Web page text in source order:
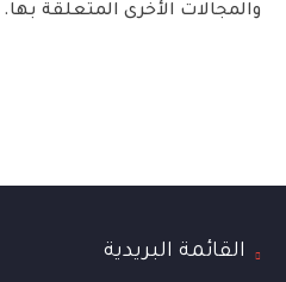
والمجالات الأخرى المتعلقة بها.
القائمة البريدية